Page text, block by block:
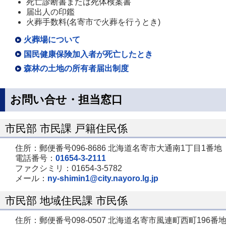
死亡診断書または死体検案書
届出人の印鑑
火葬手数料(名寄市で火葬を行うとき)
火葬場について
国民健康保険加入者が死亡したとき
森林の土地の所有者届出制度
お問い合せ・担当窓口
市民部 市民課 戸籍住民係
住所：郵便番号096-8686 北海道名寄市大通南1丁目1番地
電話番号： 01654-3-2111
ファクシミリ：01654-3-5782
メール： ny-shimin1@city.nayoro.lg.jp
市民部 地域住民課 市民係
住所：郵便番号098-0507 北海道名寄市風連町西町196番